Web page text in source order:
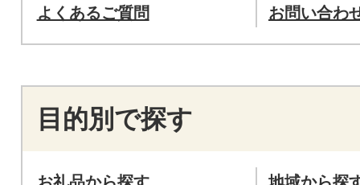
よくあるご質問 お問い合わ
目的別で探す